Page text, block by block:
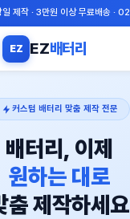
일 제작 · 3만원 이상 무료배송
EZ EZ배터리
커스텀 배터리 맞춤 제작 전문
배터리, 이제
원하는 대로
춤 제작하세요